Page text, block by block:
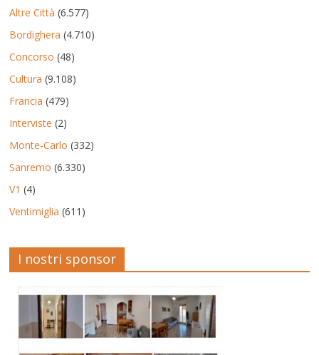
Altre Città (6.577)
Bordighera (4.710)
Concorso (48)
Cultura (9.108)
Francia (479)
Interviste (2)
Monte-Carlo (332)
Sanremo (6.330)
V1 (4)
Ventimiglia (611)
I nostri sponsor